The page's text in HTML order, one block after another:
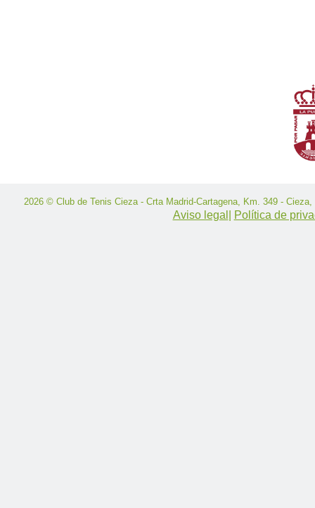
2026 © Club de Tenis Cieza - Crta Madrid-Cartagena, Km. 349 -
Aviso legal Política de